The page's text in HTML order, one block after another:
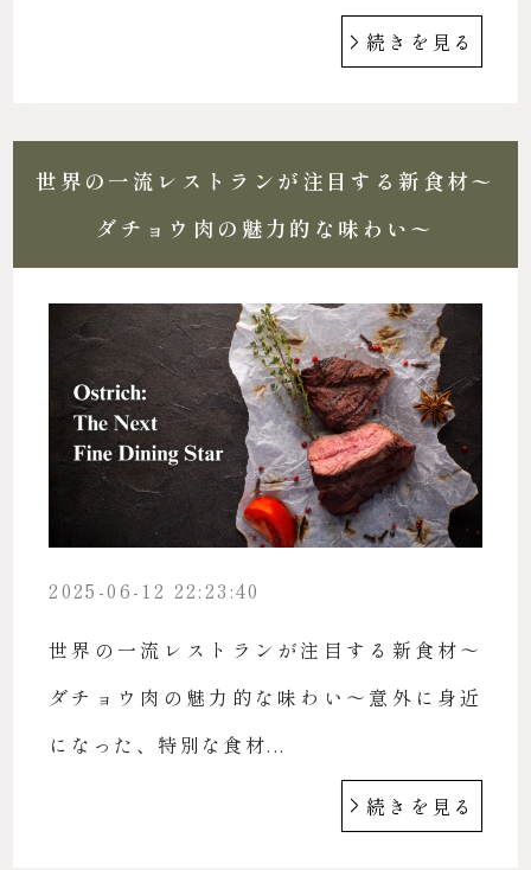
続きを見る
世界の一流レストランが注目する新食材〜
ダチョウ肉の魅力的な味わい〜
2025-06-12 22:23:40
世界の一流レストランが注目する新食材〜
ダチョウ肉の魅力的な味わい〜意外に身近
になった、特別な食材...
続きを見る